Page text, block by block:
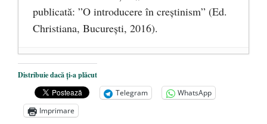
publicată: ”O introducere în creștinism” (Ed.
Christiana, Bucureşti, 2016).
DANA KONYA-PETRIȘOR, ÎNTRU
VEȘNICĂ POMENIRE
- 17 martie 2021
ÎNĂLȚATU-S-A! - 28 mai 2020
Sic credo – Francisco Franco (1892-1975)
Distribuie dacă ți-a plăcut
Telegram
WhatsApp
Imprimare